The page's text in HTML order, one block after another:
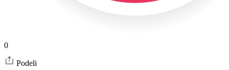
0
Podeli